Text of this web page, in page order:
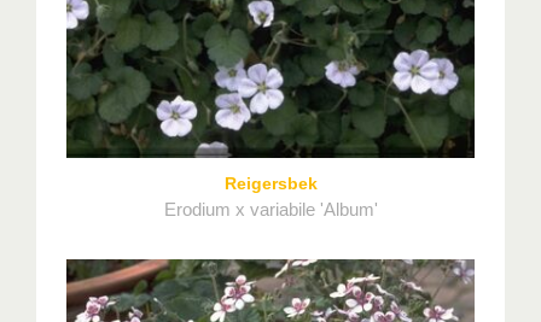
Reigersbek
Erodium x variabile 'Album'